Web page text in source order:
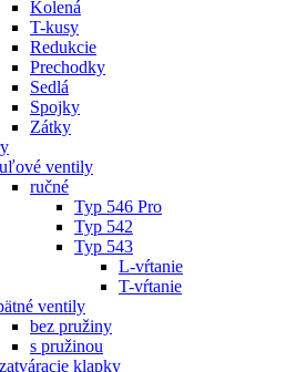
Kolená
T-kusy
Redukcie
Prechodky
Sedlá
Spojky
Zátky
ventily
ručné
Typ 546 Pro
Typ 542
Typ 543
L-vŕtanie
T-vŕtanie
ventily
bez pružiny
s pružinou
klapky